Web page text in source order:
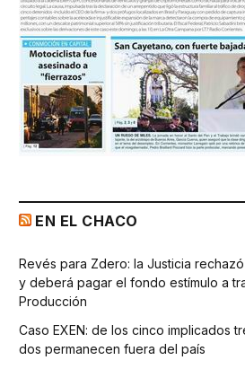
EN EL CHACO
Revés para Zdero: la Justicia
y deberá pagar el fondo estímulo a
Producción
Caso EXEN: de los cinco implicados
dos permanecen fuera del país